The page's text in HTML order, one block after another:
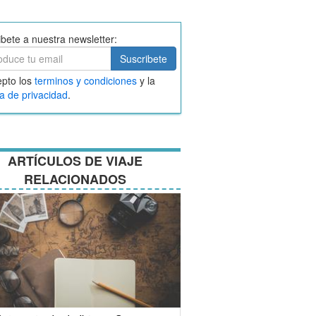
a nuestra newsletter:
Suscribete
los terminos y condiciones y la
de privacidad.
ARTÍCULOS DE VIAJE
RELACIONADOS